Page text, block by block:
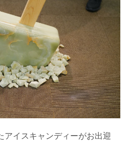
アイスキャンディーがお出迎